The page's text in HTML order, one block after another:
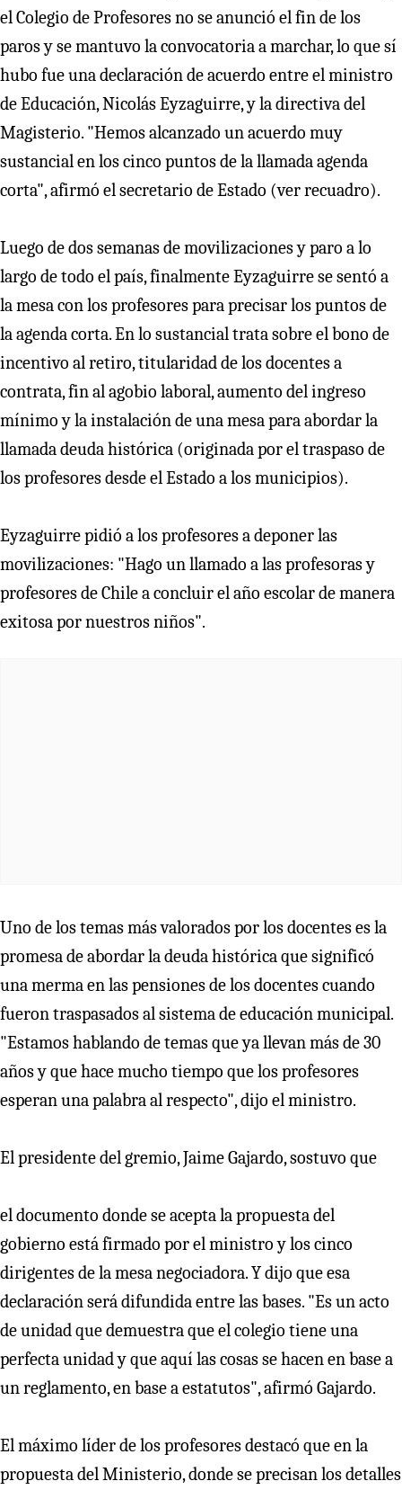
el Colegio de Profesores no se anunció el fin de los
paros y se mantuvo la convocatoria a marchar, lo que sí
hubo fue una declaración de acuerdo entre el ministro
de Educación, Nicolás Eyzaguirre, y la directiva del
Magisterio. "Hemos alcanzado un acuerdo muy
sustancial en los cinco puntos de la llamada agenda
corta", afirmó el secretario de Estado (ver recuadro).
Luego de dos semanas de movilizaciones y paro a lo
largo de todo el país, finalmente Eyzaguirre se sentó a
la mesa con los profesores para precisar los puntos de
la agenda corta. En lo sustancial trata sobre el bono de
incentivo al retiro, titularidad de los docentes a
contrata, fin al agobio laboral, aumento del ingreso
mínimo y la instalación de una mesa para abordar la
llamada deuda histórica (originada por el traspaso de
los profesores desde el Estado a los municipios).
Eyzaguirre pidió a los profesores a deponer las
movilizaciones: "Hago un llamado a las profesoras y
profesores de Chile a concluir el año escolar de manera
exitosa por nuestros niños".
Uno de los temas más valorados por los docentes es la
promesa de abordar la deuda histórica que significó
una merma en las pensiones de los docentes cuando
fueron traspasados al sistema de educación municipal.
"Estamos hablando de temas que ya llevan más de 30
años y que hace mucho tiempo que los profesores
esperan una palabra al respecto", dijo el ministro.
El presidente del gremio, Jaime Gajardo, sostuvo que
el documento donde se acepta la propuesta del
gobierno está firmado por el ministro y los cinco
dirigentes de la mesa negociadora. Y dijo que esa
declaración será difundida entre las bases. "Es un acto
de unidad que demuestra que el colegio tiene una
perfecta unidad y que aquí las cosas se hacen en base a
un reglamento, en base a estatutos", afirmó Gajardo.
El máximo líder de los profesores destacó que en la
propuesta del Ministerio, donde se precisan los detalles